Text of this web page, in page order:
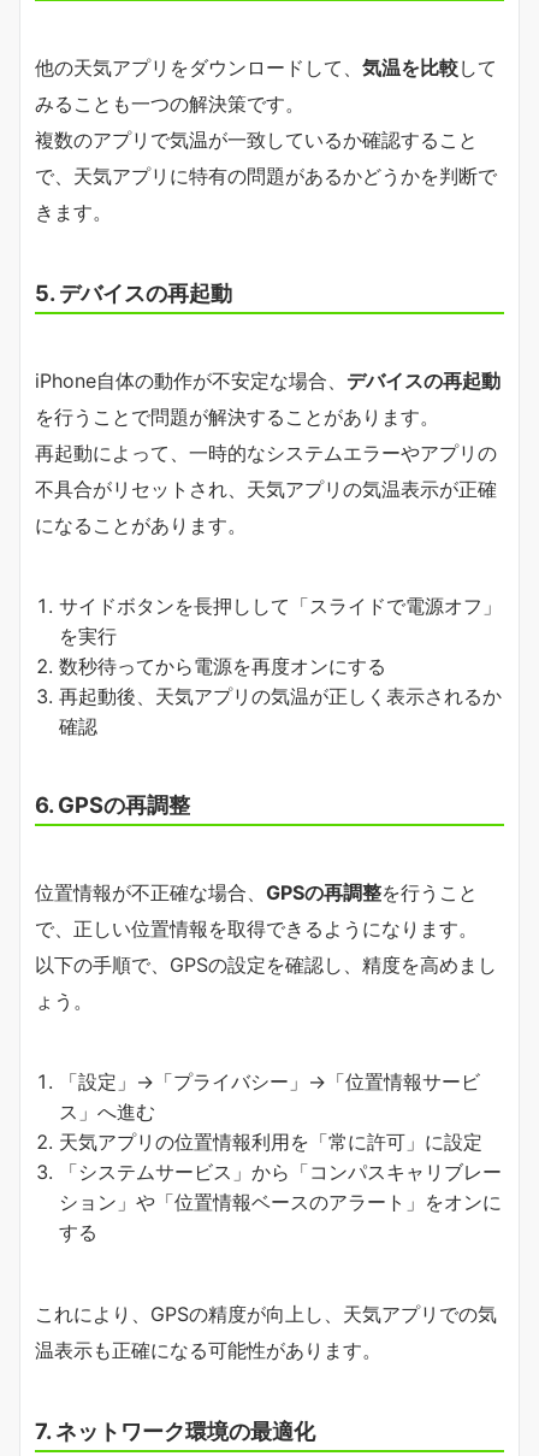
他の天気アプリをダウンロードして、 気温を比較して
みることも一つの解決策です。
複数のアプリで気温が一致しているか確認すること
で、天気アプリに特有の問題があるかどうかを判断で
きます。
5. デバイスの再起動
iPhone自体の動作が不安定な場合、 デバイスの再起動
を行うことで問題が解決することがあります。
再起動によって、一時的なシステムエラーやアプリの
不具合がリセットされ、天気アプリの気温表示が正確
になることがあります。
サイドボタンを長押しして「スライドで電源オフ」
を実行
数秒待ってから電源を再度オンにする
再起動後、天気アプリの気温が正しく表示されるか
確認
6. GPSの再調整
位置情報が不正確な場合、 GPSの再調整を行うこと
で、正しい位置情報を取得できるようになります。
以下の手順で、GPSの設定を確認し、精度を高めまし
ょう。
「設定」→「プライバシー」→「位置情報サービ
ス」へ進む
天気アプリの位置情報利用を「常に許可」に設定
「システムサービス」から「コンパスキャリブレー
ション」や「位置情報ベースのアラート」をオンに
する
これにより、GPSの精度が向上し、天気アプリでの気
温表示も正確になる可能性があります。
7. ネットワーク環境の最適化